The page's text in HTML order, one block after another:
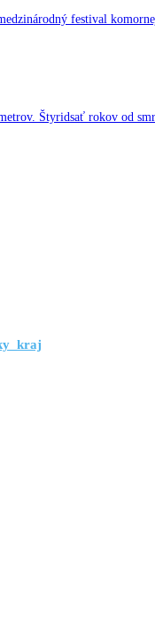
festival
Štyridsať rokov od